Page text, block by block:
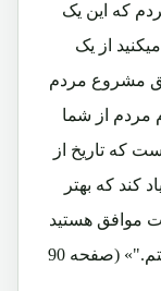
که این یک
از یک
مشروع مردم
مردم از شما
که تاریخ از
کند که بهتر
موافق هستید
به نظریه من و من به این راه متشبث هستم."» (صفحه 90